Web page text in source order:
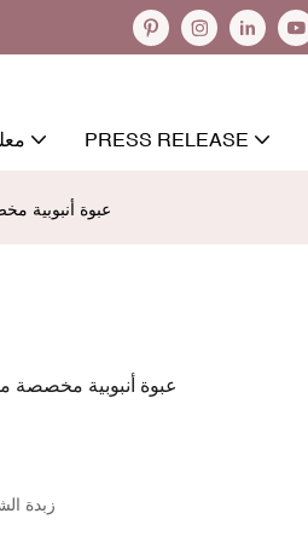
PRESS RELEASE
عبوة أنبوبية
عبوة أنبوبية مخصصة
زبدة